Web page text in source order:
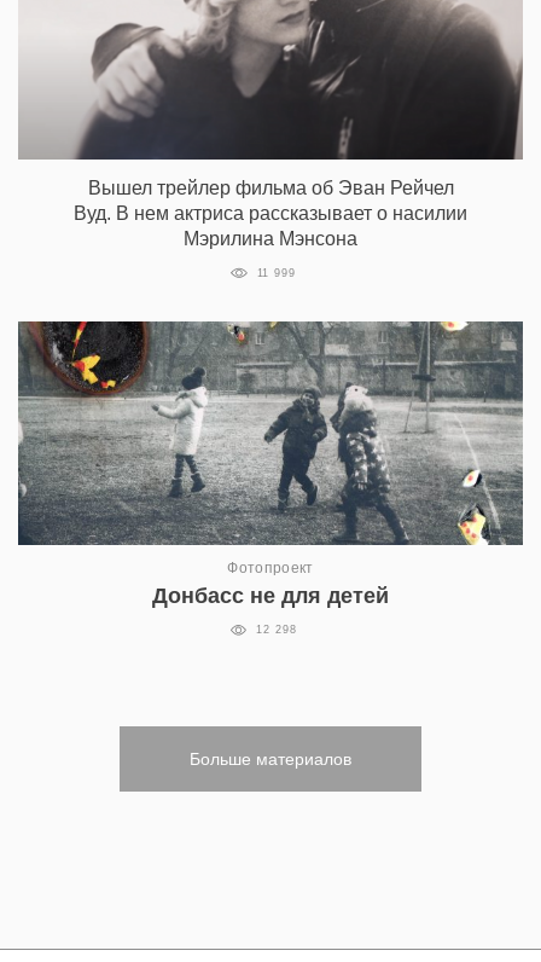
Вышел трейлер фильма об Эван Рейчел
Вуд. В нем актриса рассказывает о насилии
Мэрилина Мэнсона
11 999
Фотопроект
Донбасс не для детей
12 298
Больше материалов